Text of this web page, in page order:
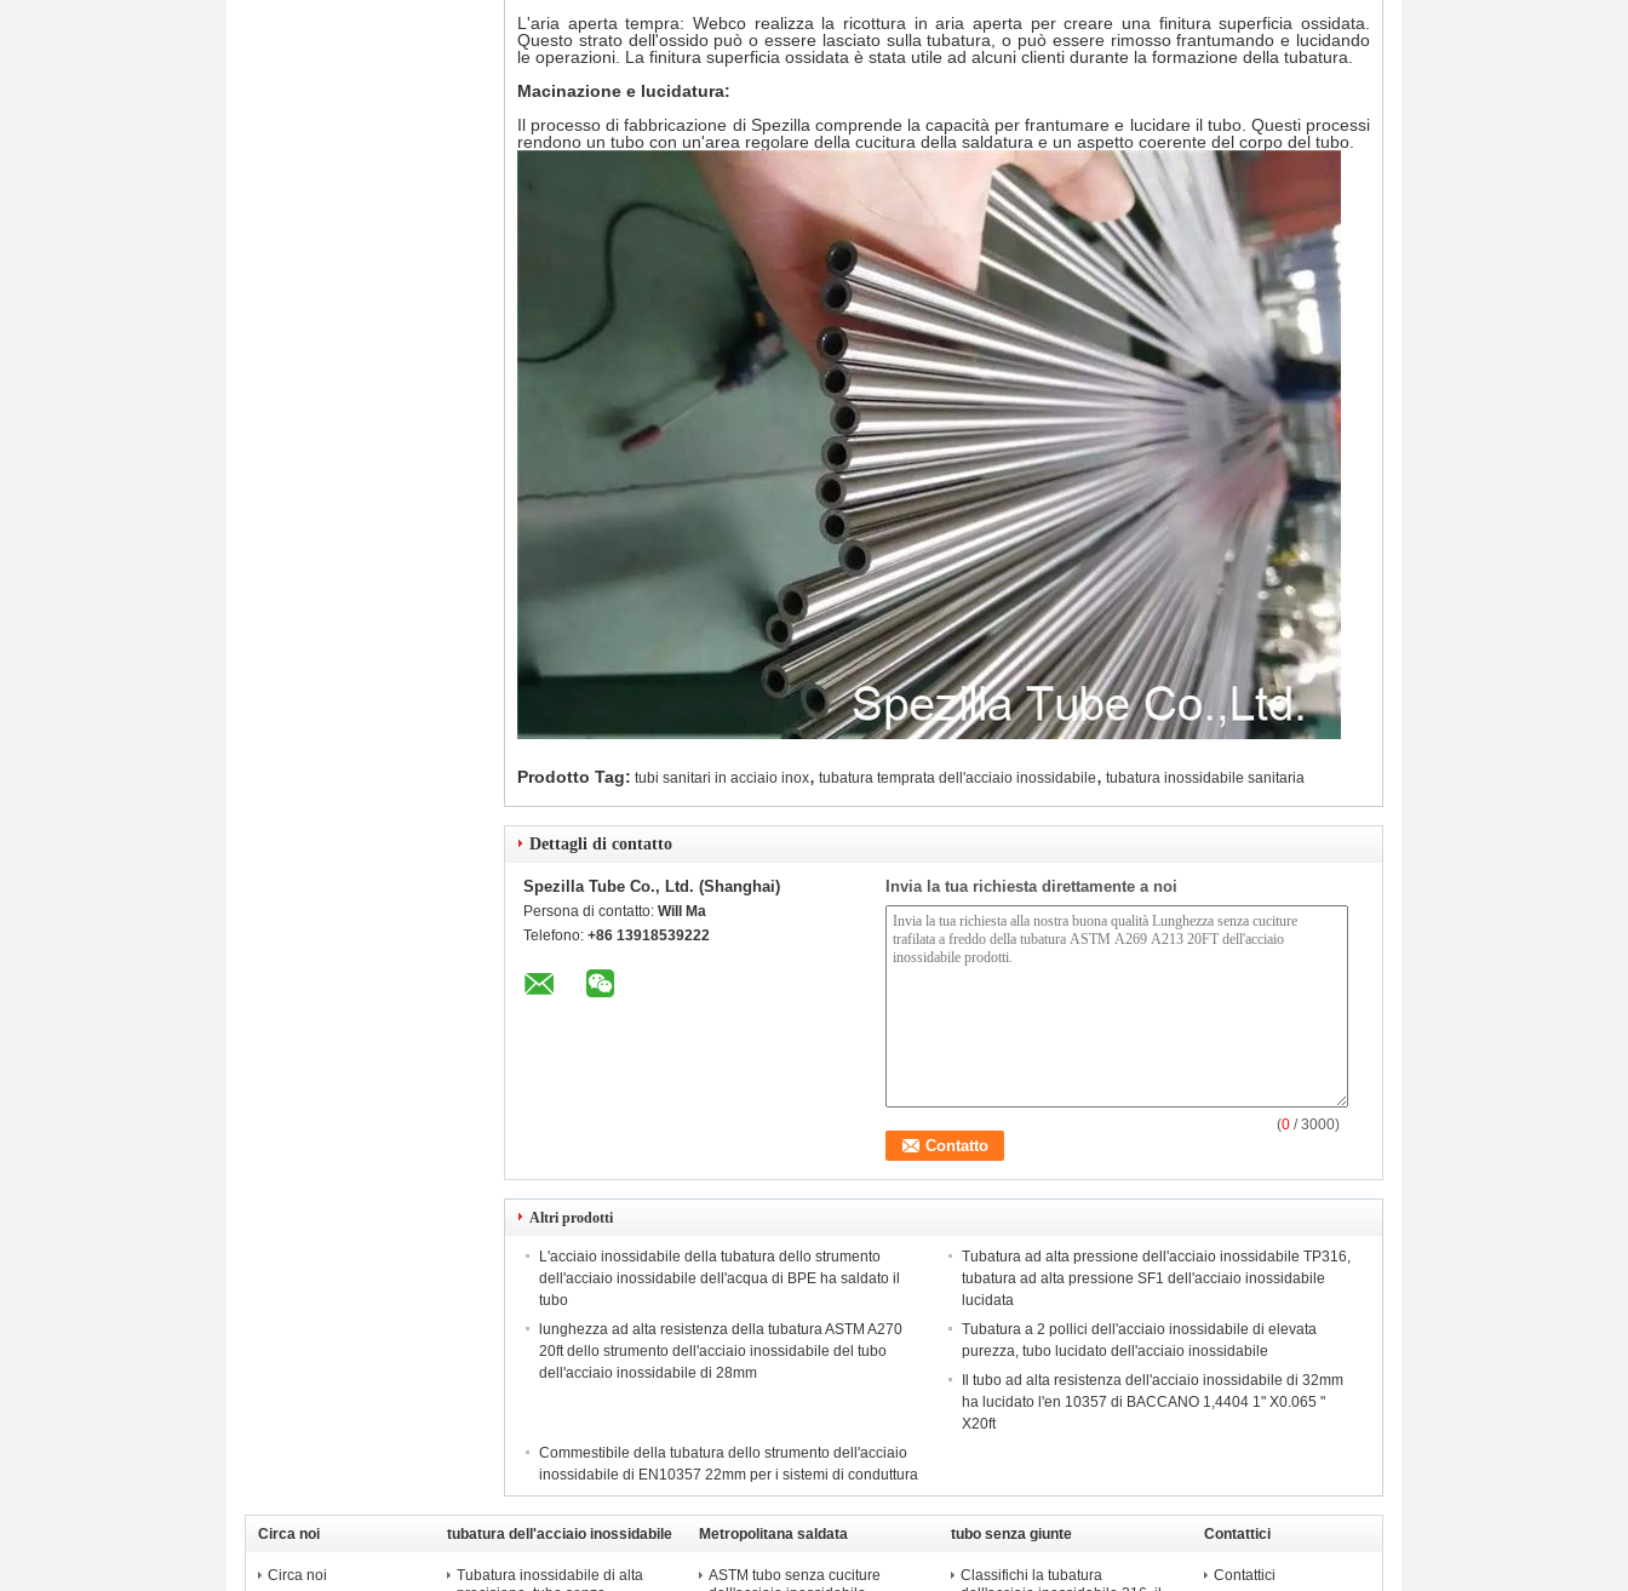
L'aria aperta tempra: Webco realizza la ricottura in aria aperta per creare una finitura superficia ossidata.
Questo strato dell'ossido può o essere lasciato sulla tubatura, o può essere rimosso frantumando e lucidando
le operazioni. La finitura superficia ossidata è stata utile ad alcuni clienti durante la formazione della tubatura.
Macinazione e lucidatura:
Il processo di fabbricazione di Spezilla comprende la capacità per frantumare e lucidare il tubo. Questi processi
rendono un tubo con un'area regolare della cucitura della saldatura e un aspetto coerente del corpo del tubo.
Prodotto Tag: tubi sanitari in acciaio inox, tubatura temprata dell'acciaio inossidabile, tubatura inossidabile sanitaria
Dettagli di contatto
Spezilla Tube Co., Ltd. (Shanghai)
Persona di contatto: Will Ma
Telefono: +86 13918539222
Invia la tua richiesta direttamente a noi
(0 / 3000)
Altri prodotti
L'acciaio inossidabile della tubatura dello strumento
dell'acciaio inossidabile dell'acqua di BPE ha saldato il
tubo
Tubatura ad alta pressione dell'acciaio inossidabile TP316,
tubatura ad alta pressione SF1 dell'acciaio inossidabile
lucidata
lunghezza ad alta resistenza della tubatura ASTM A270
20ft dello strumento dell'acciaio inossidabile del tubo
dell'acciaio inossidabile di 28mm
Tubatura a 2 pollici dell'acciaio inossidabile di elevata
purezza, tubo lucidato dell'acciaio inossidabile
Il tubo ad alta resistenza dell'acciaio inossidabile di 32mm
ha lucidato l'en 10357 di BACCANO 1,4404 1" X0.065 "
X20ft
Commestibile della tubatura dello strumento dell'acciaio
inossidabile di EN10357 22mm per i sistemi di conduttura
Circa noi
Circa noi
tubatura dell'acciaio inossidabile
di precisione
Tubatura inossidabile di alta
Metropolitana saldata
dell'acciaio inossidabile
ASTM tubo senza cuciture
tubo senza giunte
dell&#39;acciaio inossidabile
Classifichi la tubatura
Contattici
Contattici